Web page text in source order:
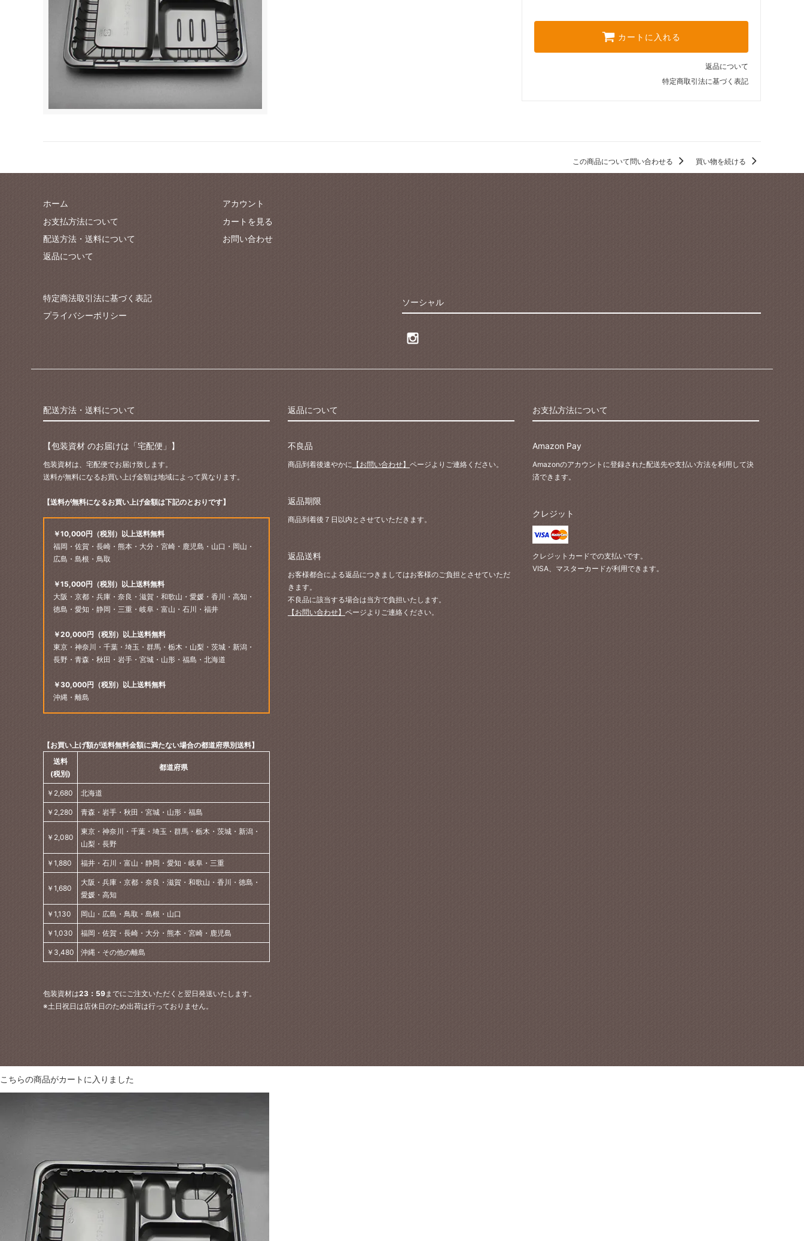
カートに入れる
返品について
特定商取引法に基づく表記
この商品について問い合わせる 買い物を続ける
ホーム
お支払方法について
配送方法・送料について
返品について
アカウント
カートを見る
お問い合わせ
ソーシャル
特定商法取引法に基づく表記
プライバシーポリシー
配送方法・送料について
【包装資材 のお届けは「宅配便」】
包装資材は、宅配便でお届け致します。
送料が無料になるお買い上げ金額は地域によって異なります。
【送料が無料になるお買い上げ金額は下記のとおりです】
￥10,000円（税別）以上送料無料
福岡・佐賀・長崎・熊本・大分・宮崎・鹿児島・山口・岡山・
広島・島根・鳥取
￥15,000円（税別）以上送料無料
大阪・京都・兵庫・奈良・滋賀・和歌山・愛媛・香川・高知・
徳島・愛知・静岡・三重・岐阜・富山・石川・福井
￥20,000円（税別）以上送料無料
東京・神奈川・千葉・埼玉・群馬・栃木・山梨・茨城・新潟・
長野・青森・秋田・岩手・宮城・山形・福島・北海道
￥30,000円（税別）以上送料無料
沖縄・離島
【お買い上げ額が送料無料金額に満たない場合の都道府県別送料】
送料
(税別)
都道府県
￥2,680 北海道
￥2,280 青森・岩手・秋田・宮城・山形・福島
￥2,080
東京・神奈川・千葉・埼玉・群馬・栃木・茨城・新潟・
山梨・長野
￥1,880 福井・石川・富山・静岡・愛知・岐阜・三重
￥1,680
大阪・兵庫・京都・奈良・滋賀・和歌山・香川・徳島・
愛媛・高知
￥1,130 岡山・広島・鳥取・島根・山口
￥1,030 福岡・佐賀・長崎・大分・熊本・宮崎・鹿児島
￥3,480 沖縄・その他の離島
包装資材は23：59までにご注文いただくと翌日発送いたします。
※土日祝日は店休日のため出荷は行っておりません。
返品について
不良品
商品到着後速やかに 【お問い合わせ】 ページよりご連絡ください。
返品期限
商品到着後７日以内とさせていただきます。
返品送料
お客様都合による返品につきましてはお客様のご負担とさせていただ
きます。
不良品に該当する場合は当方で負担いたします。
【お問い合わせ】 ページよりご連絡ください。
お支払方法について
Amazon Pay
Amazonのアカウントに登録された配送先や支払い方法を利用して決
済できます。
クレジット
クレジットカードでの支払いです。
VISA、マスターカードが利用できます。
こちらの商品がカートに入りました